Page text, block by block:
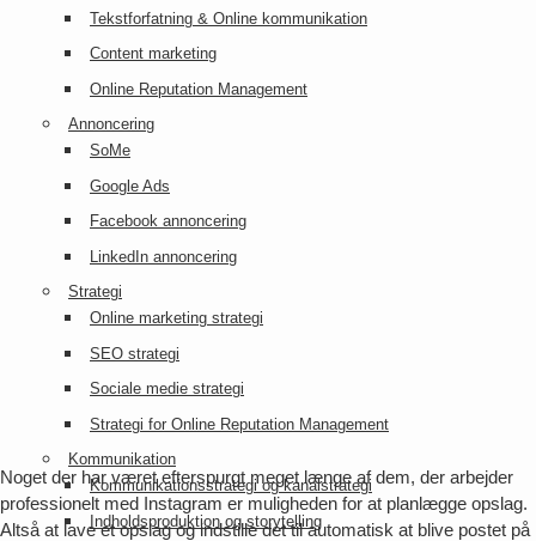
Tekstforfatning & Online kommunikation
Content marketing
Online Reputation Management
Annoncering
SoMe
Google Ads
Facebook annoncering
LinkedIn annoncering
Strategi
Online marketing strategi
SEO strategi
Sociale medie strategi
Strategi for Online Reputation Management
Kommunikation
Kommunikationsstrategi og kanalstrategi
Indholdsproduktion og storytelling
Noget der har været efterspurgt meget længe af dem, der arbejder
professionelt med Instagram er muligheden for at planlægge opslag.
Altså at lave et opslag og indstille det til automatisk at blive postet på